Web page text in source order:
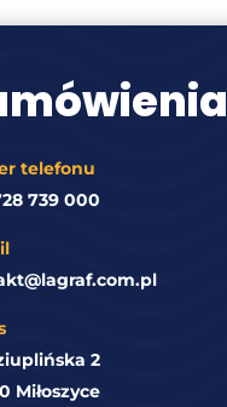
telefonu
739 000
2
Miłoszyce